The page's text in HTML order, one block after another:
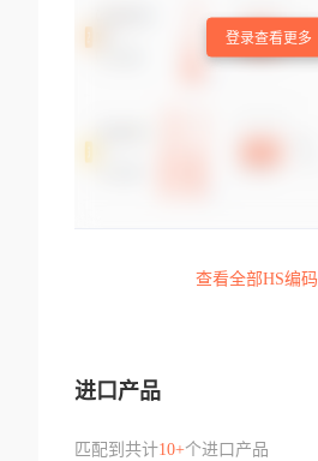
登录查看更多
查看全部HS编码
进口产品
匹配到共计10+个进口产品